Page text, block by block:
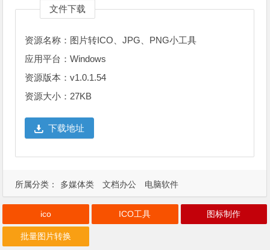
文件下载
资源名称：图片转ICO、JPG、PNG小工具
应用平台：Windows
资源版本：v1.0.1.54
资源大小：27KB
下载地址
所属分类： 多媒体类 文档办公 电脑软件
ico ICO工具 图标制作
批量图片转换